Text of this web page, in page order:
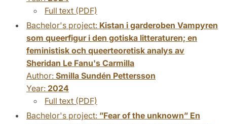
Full text (PDF)
Bachelor's project: Kistan i garderoben Vampyren
som queerfigur i den gotiska litteraturen; en
feministisk och queerteoretisk analys av
Sheridan Le Fanu's Carmilla
Author: Smilla Sundén Pettersson
Year: 2024
Full text (PDF)
Bachelor's project: ”Fear of the unknown” En